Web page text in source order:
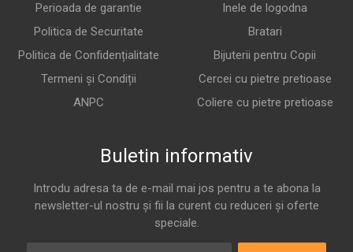
Perioada de garantie
Politica de Securitate
Politica de Confidențialitate
Termeni și Condiții
ANPC
Inele de logodna
Bratari
Bijuterii pentru Copii
Cercei cu pietre pretioase
Coliere cu pietre pretioase
Buletin informativ
Introdu adresa ta de e-mail mai jos pentru a te abona la
newsletter-ul nostru și fii la curent cu reduceri și oferte
speciale.